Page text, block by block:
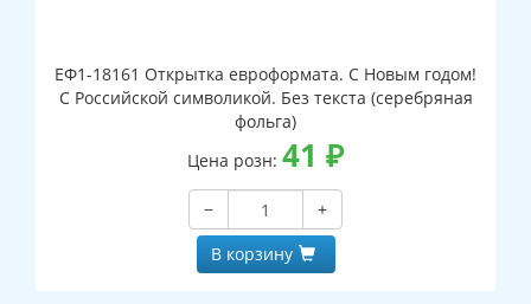
ЕФ1-18161 Открытка евроформата. С Новым годом!
С Российской символикой. Без текста (серебряная
фольга)
Цена розн: 41 ₽
−
+
В корзину